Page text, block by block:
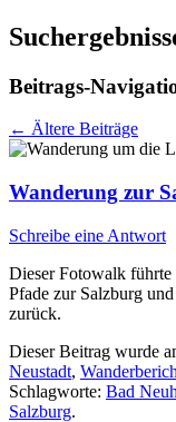
Beitrags-
← Ältere Beiträge
Wanderung zur
Schreibe eine Antwort
Dieser Fotowalk
Pfade zur Salzburg
zurück.
Dieser Beitrag wurde
Neustadt,
Schlagworte: Bad
Salzburg.